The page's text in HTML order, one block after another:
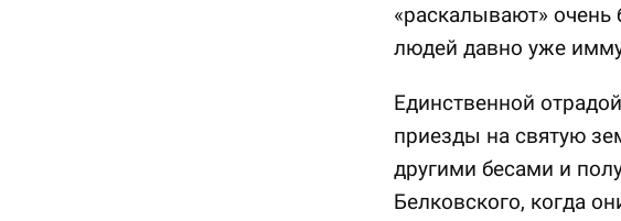
«раскалывают» очень
людей давно уже
Единственной
приезды на святую
другими бесами и
Белковского, когда